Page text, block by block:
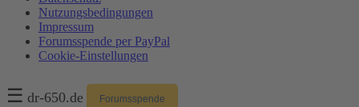
Nutzungsbedingungen
Impressum
Forumsspende per PayPal
Cookie-Einstellungen
☰ dr-650.de Forumsspende